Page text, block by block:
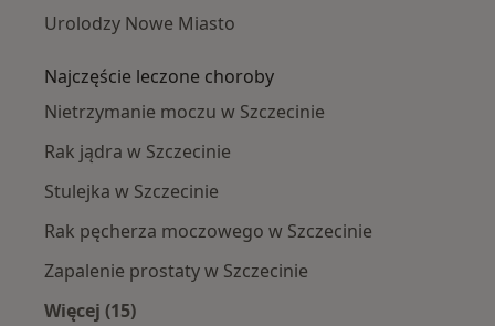
Urolodzy Nowe Miasto
Najczęście leczone choroby
Nietrzymanie moczu w Szczecinie
Rak jądra w Szczecinie
Stulejka w Szczecinie
Rak pęcherza moczowego w Szczecinie
Zapalenie prostaty w Szczecinie
Więcej (15)